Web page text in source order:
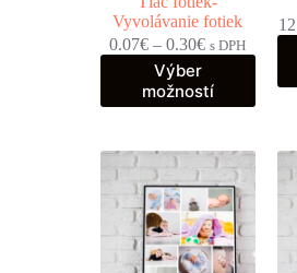
Vyvolávanie fotiek
0.07€ – 0.30€ s DPH
Výber
možností